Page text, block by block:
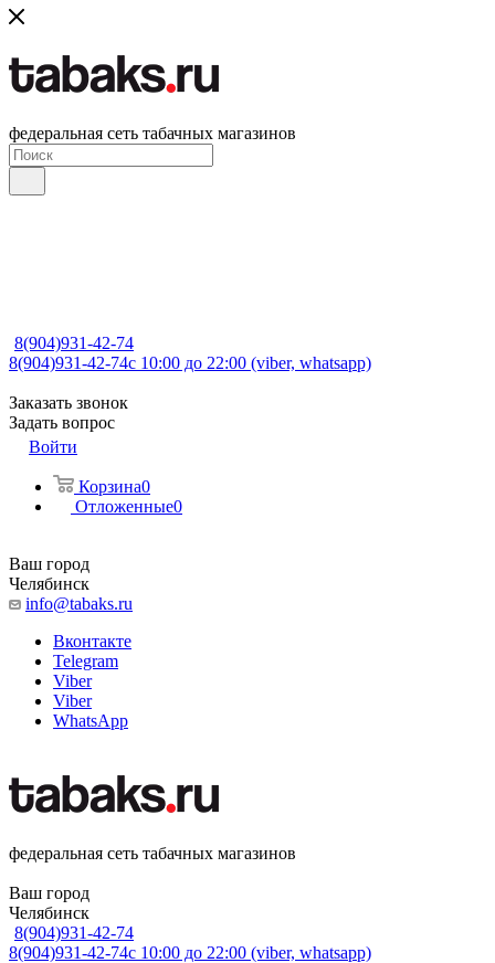
федеральная сеть табачных магазинов
8(904)931-42-74
8(904)931-42-74с 10:00 до 22:00 (viber, whatsapp)
Заказать звонок
Задать вопрос
Войти
Корзина0
Отложенные0
Ваш город
Челябинск
info@tabaks.ru
Вконтакте
Telegram
Viber
Viber
WhatsApp
федеральная сеть табачных магазинов
Ваш город
Челябинск
8(904)931-42-74
8(904)931-42-74с 10:00 до 22:00 (viber, whatsapp)